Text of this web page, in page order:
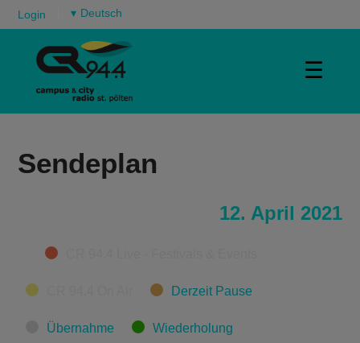
Login ▾
☰
Sendeplan
12. April 2021
Categories
Derzeit Pause
Übernahme Wiederholung